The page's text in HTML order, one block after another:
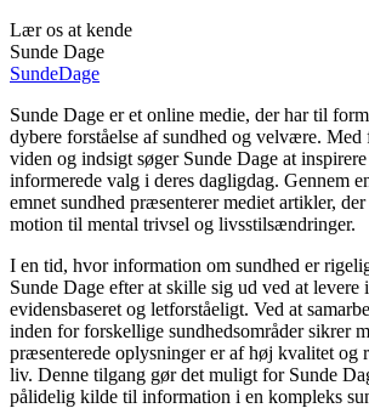
Lær os at kende
Sunde Dage
SundeDage
Sunde Dage er et online medie, der har til
dybere forståelse af sundhed og velvære. Med
viden og indsigt søger Sunde Dage at
informerede valg i deres dagligdag. Gennem
emnet sundhed præsenterer mediet artikler,
motion til mental trivsel og livsstilsændringer.
I en tid, hvor information om sundhed er
Sunde Dage efter at skille sig ud ved at levere
evidensbaseret og letforståeligt. Ved at
inden for forskellige sundhedsområder sikrer
præsenterede oplysninger er af høj kvalitet og
liv. Denne tilgang gør det muligt for Sunde
pålidelig kilde til information i en kompleks